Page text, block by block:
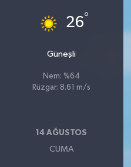
26°
Güneşli
Nem: %64
Rüzgar: 8.61 m/s
14 AĞUSTOS
CUMA